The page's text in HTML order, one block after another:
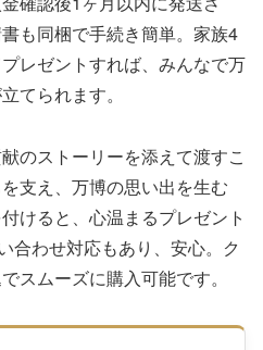
も同梱で手続き簡単。家族4
レゼントすれば、みんなで万
てられます。
のストーリーを添えて渡すこ
支え、万博の思い出を生む
けると、心温まるプレゼント
合わせ対応もあり、安心。ク
スムーズに購入可能です。